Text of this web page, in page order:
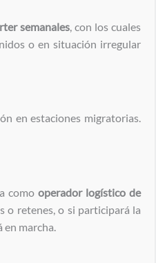
semanales, con los cuales
o en situación irregular
en estaciones migratorias.
comooperador logístico de
o retenes, o si participará la
en marcha.